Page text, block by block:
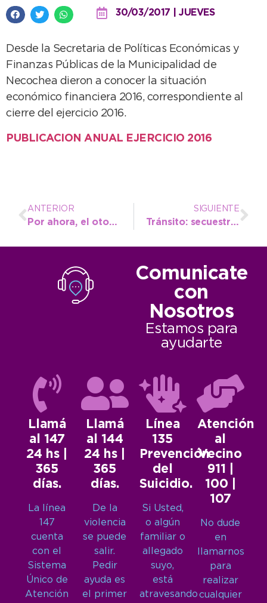
30/03/2017 | JUEVES
Desde la Secretaria de Políticas Económicas y
Finanzas Públicas de la Municipalidad de
Necochea dieron a conocer la situación
económico financiera 2016, correspondiente al
cierre del ejercicio 2016.
PUBLICACION ANUAL EJERCICIO 2016
ANTERIOR
Por ahora, el otoño sigue con temperatura agradable
SIGUIENTE
Tránsito: secuestraron 18 vehículos en 67 y 34
Comunicate
con
Nosotros
Estamos para
ayudarte
Llamá
al 147
24 hs |
365
días.
La línea
147
cuenta
con el
Sistema
Único de
Atención
Llamá
al 144
24 hs |
365
días.
De la
violencia
se puede
salir.
Pedir
ayuda es
el primer
Línea
135
Prevención
del
Suicidio.
Si Usted,
o algún
familiar o
allegado
suyo,
está
atravesando
Atención
al
Vecino
911 |
100 |
107
No dude
en
llamarnos
para
realizar
cualquier